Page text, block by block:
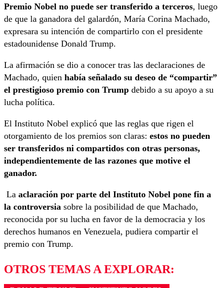
Premio Nobel no puede ser transferido a terceros, luego
de que la ganadora del galardón, María Corina Machado,
expresara su intención de compartirlo con el presidente
estadounidense Donald Trump.
La afirmación se dio a conocer tras las declaraciones de
Machado, quien había señalado su deseo de “compartir”
el prestigioso premio con Trump debido a su apoyo a su
lucha política.
El Instituto Nobel explicó que las reglas que rigen el
otorgamiento de los premios son claras: estos no pueden
ser transferidos ni compartidos con otras personas,
independientemente de las razones que motive el
ganador.
La aclaración por parte del Instituto Nobel pone fin a
la controversia sobre la posibilidad de que Machado,
reconocida por su lucha en favor de la democracia y los
derechos humanos en Venezuela, pudiera compartir el
premio con Trump.
OTROS TEMAS A EXPLORAR: